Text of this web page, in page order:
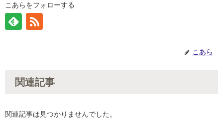
こあらをフォローする
こあら
関連記事
関連記事は見つかりませんでした。